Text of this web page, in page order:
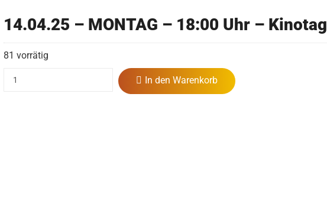
14.04.25 – MONTAG – 18:00 Uhr – Kinotag
81 vorrätig
In den Warenkorb